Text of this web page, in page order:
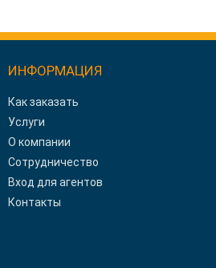
ИНФОРМАЦИЯ
Как заказать
Услуги
О компании
Сотрудничество
Вход для агентов
Контакты